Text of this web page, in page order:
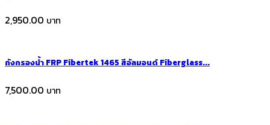
2,950.00
ถังกรองน้ำ FRP Fibertek 1465 สีอัลมอนด์ Fiberglass...
7,500.00